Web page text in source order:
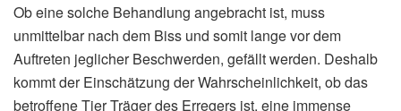
Ob eine solche Behandlung angebracht ist, muss
unmittelbar nach dem Biss und somit lange vor dem
Auftreten jeglicher Beschwerden, gefällt werden. Deshalb
kommt der Einschätzung der Wahrscheinlichkeit, ob das
betroffene Tier Träger des Erregers ist, eine immense